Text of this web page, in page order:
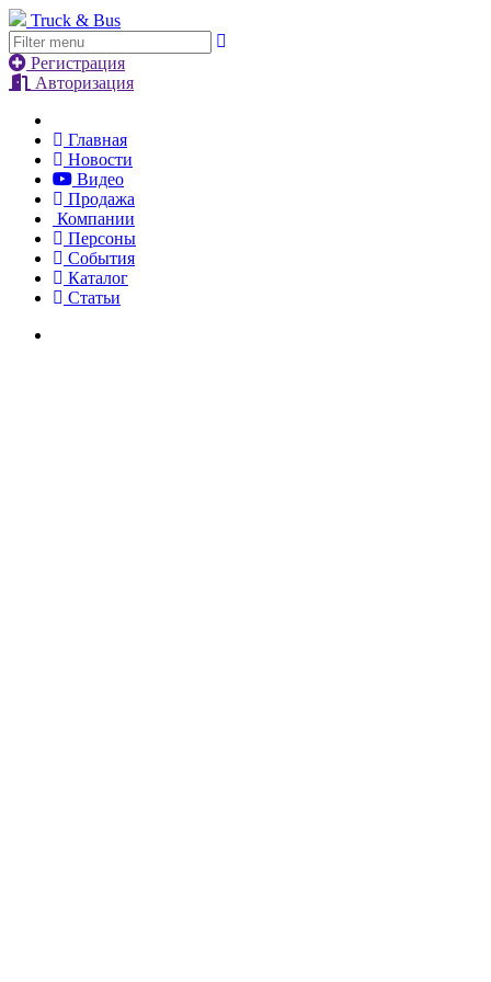
Truck & Bus
Регистрация
Авторизация
Главная
Новости
Видео
Продажа
Компании
Персоны
События
Каталог
Статьи